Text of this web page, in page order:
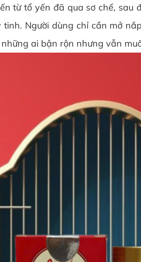
từ tổ yến đã qua sơ chế, sau
Người dùng chỉ cần mở
ai bận rộn nhưng vẫn